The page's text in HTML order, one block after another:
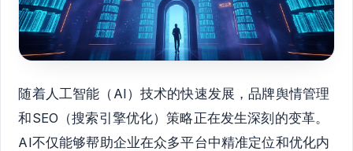
随着人工智能（AI）技术的快速发展，品牌舆情管理
和SEO（搜索引擎优化）策略正在发生深刻的变革。
AI不仅能够帮助企业在众多平台中精准定位和优化内